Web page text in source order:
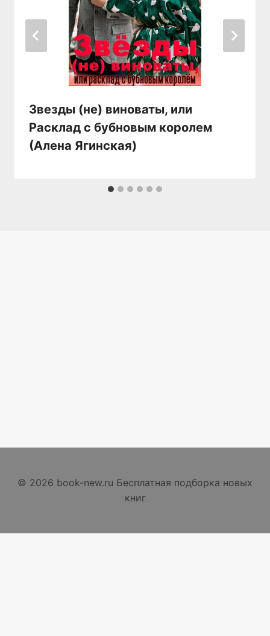
Звезды (не) виноваты, или
Расклад с бубновым королем
(Алена Ягинская)
© 2026 book-new.ru Бесплатная подборка новых
книг